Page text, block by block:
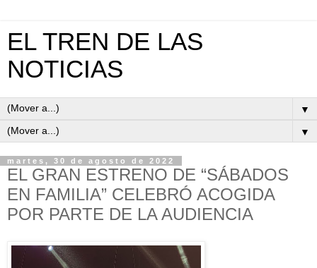
EL TREN DE LAS
NOTICIAS
▼
▼
martes, 30 de agosto de 2022
EL GRAN ESTRENO DE “SÁBADOS
EN FAMILIA” CELEBRÓ ACOGIDA
POR PARTE DE LA AUDIENCIA